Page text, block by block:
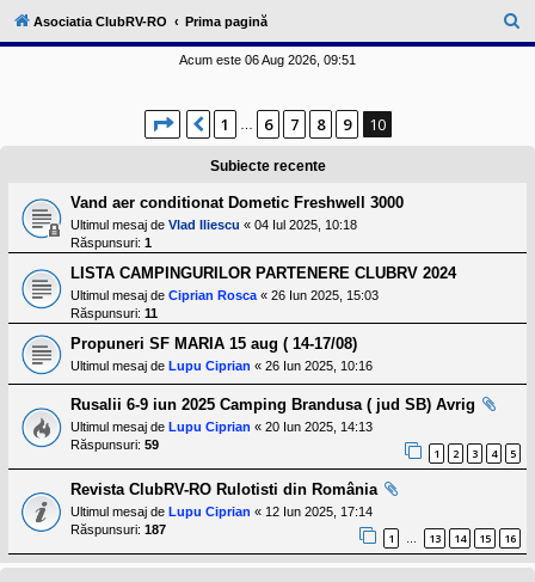
l
u
t
a
t
e
a
p
o
s
e
s
o
r
i
l
o
d
e
r
u
o
t
Asociatia ClubRV-RO Prima pagină
ă
Acum este 06 Aug 2026, 09:51
Pagina 10din 10
Anterior
1 6 7 8 9 10
Subiecte recente
Vand aer conditionat Dometic Freshwell 3000
Ultimul mesaj de Vlad Iliescu « 04 Iul 2025, 10:18
Răspunsuri: 1
LISTA CAMPINGURILOR PARTENERE CLUBRV 2024
Ultimul mesaj de Ciprian Rosca« 26 Iun 2025, 15:03
Răspunsuri: 11
Propuneri SF MARIA 15 aug ( 14-17/08)
Ultimul mesaj de Lupu Ciprian « 26 Iun 2025, 10:16
Rusalii 6-9 iun 2025 Camping Brandusa ( jud SB) Avrig
Ultimul mesaj de Lupu Ciprian « 20 Iun 2025, 14:13
Răspunsuri: 59
1 2 3 4 5
Revista ClubRV-RO Rulotisti din România
Ultimul mesaj de Lupu Ciprian « 12 Iun 2025, 17:14
Răspunsuri: 187
1 … 13 14 15 16